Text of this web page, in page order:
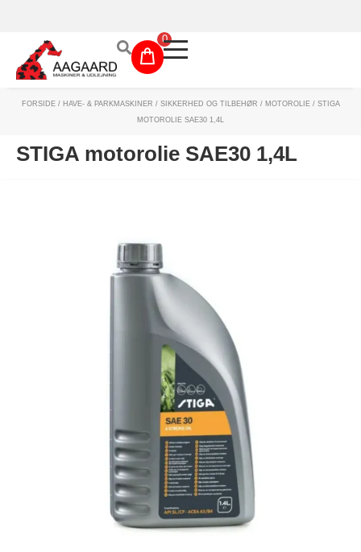
0
Maskinudlejning
Have- og parkmaskiner
FORSIDE/ HAVE- & PARKMASKINER / SIKKERHED OG TILBEHØR / MOTOROLIE/ STIGA
MOTOROLIE SAE30 1,4L
STIGA motorolie SAE30 1,4L